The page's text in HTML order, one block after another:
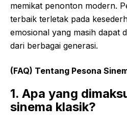
memikat penonton modern.
terbaik terletak pada
emosional yang masih dapat
dari berbagai generasi.
(FAQ) Tentang Pesona
1. Apa yang
sinema klasik?